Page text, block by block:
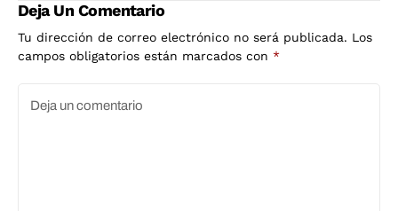
Deja Un Comentario
Tu dirección de correo electrónico no será publicada. Los
campos obligatorios están marcados con *